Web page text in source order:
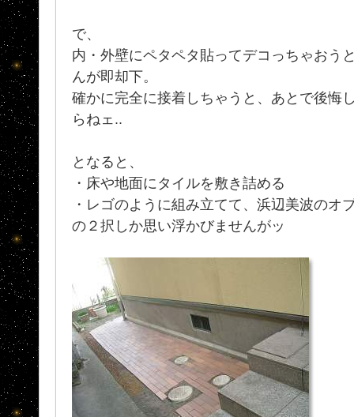
で、
内・外壁にペタペタ貼ってデコっちゃおう
んが即却下。
確かに完全に接着しちゃうと、あとで後悔
らねェ..
となると、
・床や地面にタイルを敷き詰める
・レゴのように組み立てて、浜辺美波のオ
の２択しか思い浮かびませんがッ